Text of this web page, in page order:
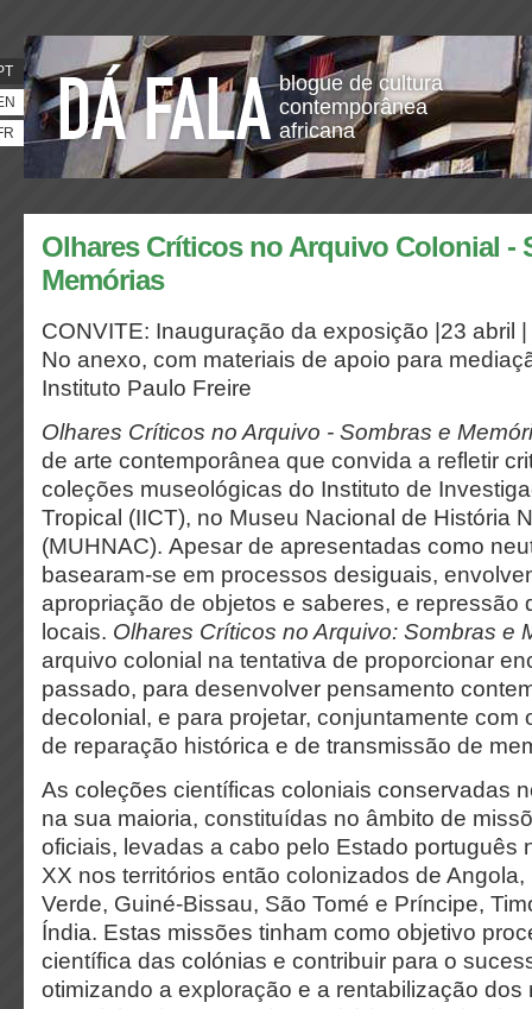
blogue de cultura
contemporânea
africana
Olhares Críticos no Arquivo Colonial -
Memórias
CONVITE: Inauguração da exposição |23 abril
No anexo, com materiais de apoio para
Instituto Paulo Freire
Olhares Críticos no Arquivo - Sombras e
de arte contemporânea que convida a refletir
coleções museológicas do Instituto de
Tropical (IICT), no Museu Nacional de História
(MUHNAC). Apesar de apresentadas como
basearam-se em processos desiguais,
apropriação de objetos e saberes, e repressão
locais. Olhares Críticos no Arquivo: Sombras e
arquivo colonial na tentativa de proporcionar
passado, para desenvolver pensamento
decolonial, e para projetar, conjuntamente com
de reparação histórica e de transmissão de
As coleções científicas coloniais conservadas
na sua maioria, constituídas no âmbito de
oficiais, levadas a cabo pelo Estado português
XX nos territórios então colonizados de
Verde, Guiné-Bissau, São Tomé e Príncipe,
Índia. Estas missões tinham como objetivo
científica das colónias e contribuir para o
otimizando a exploração e a rentabilização dos